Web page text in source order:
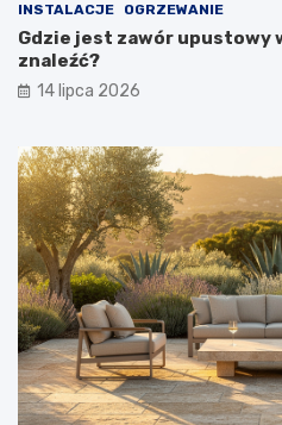
INSTALACJE OGRZEWANIE
Gdzie jest zawór upustowy
znaleźć?
14 lipca 2026